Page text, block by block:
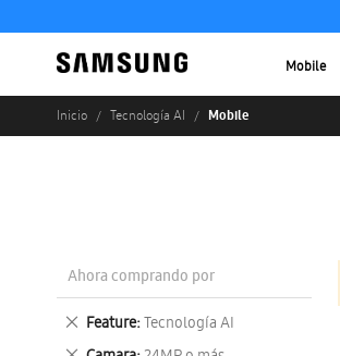
Mobile
Inicio Tecnología AI Mobile
Ahora comprando por
Feature Tecnología AI
Eliminar
este